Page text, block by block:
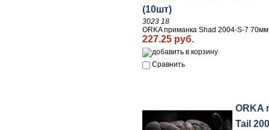
(10шт)
3023 18
ORKA приманка Shad 2004-S-7
227.25 руб.
Сравнить
ORKA
Tail